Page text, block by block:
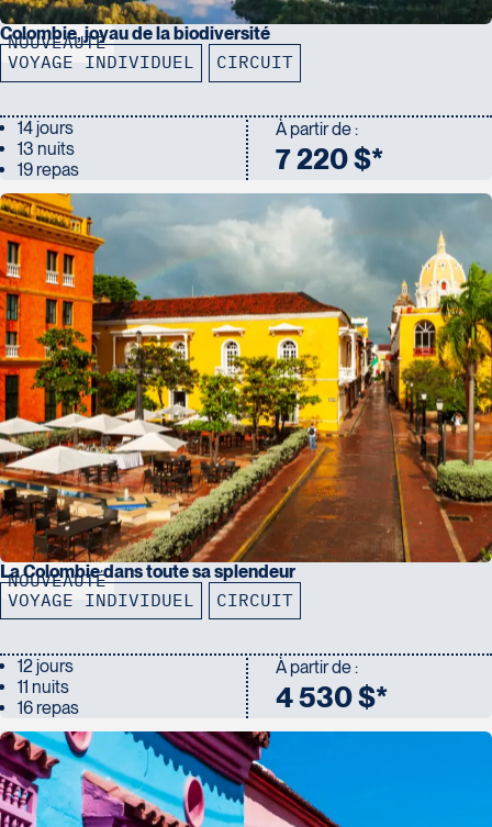
NOUVEAUTÉ
Colombie, joyau de la biodiversité
VOYAGE INDIVIDUEL CIRCUIT
14 jours
13 nuits
19 repas
À partir de :
7 220 $*
NOUVEAUTÉ
La Colombie dans toute sa splendeur
VOYAGE INDIVIDUEL CIRCUIT
12 jours
11 nuits
16 repas
À partir de :
4 530 $*